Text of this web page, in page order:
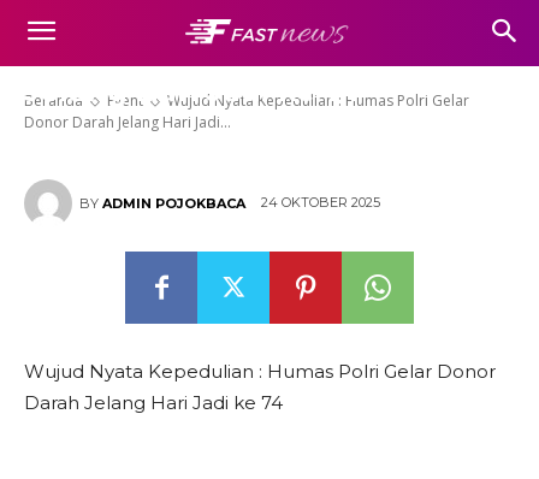
Beranda Event
Wujud Nyata Kepedulian : Humas Polri Gelar
Donor Darah Jelang Hari Jadi...
Wujud Nyata Kepedulian :
Humas Polri Gelar Donor Darah
Jelang Hari Jadi ke 74
BY ADMIN POJOKBACA 24 OKTOBER 2025
Wujud Nyata Kepedulian : Humas Polri Gelar Donor
Darah Jelang Hari Jadi ke 74